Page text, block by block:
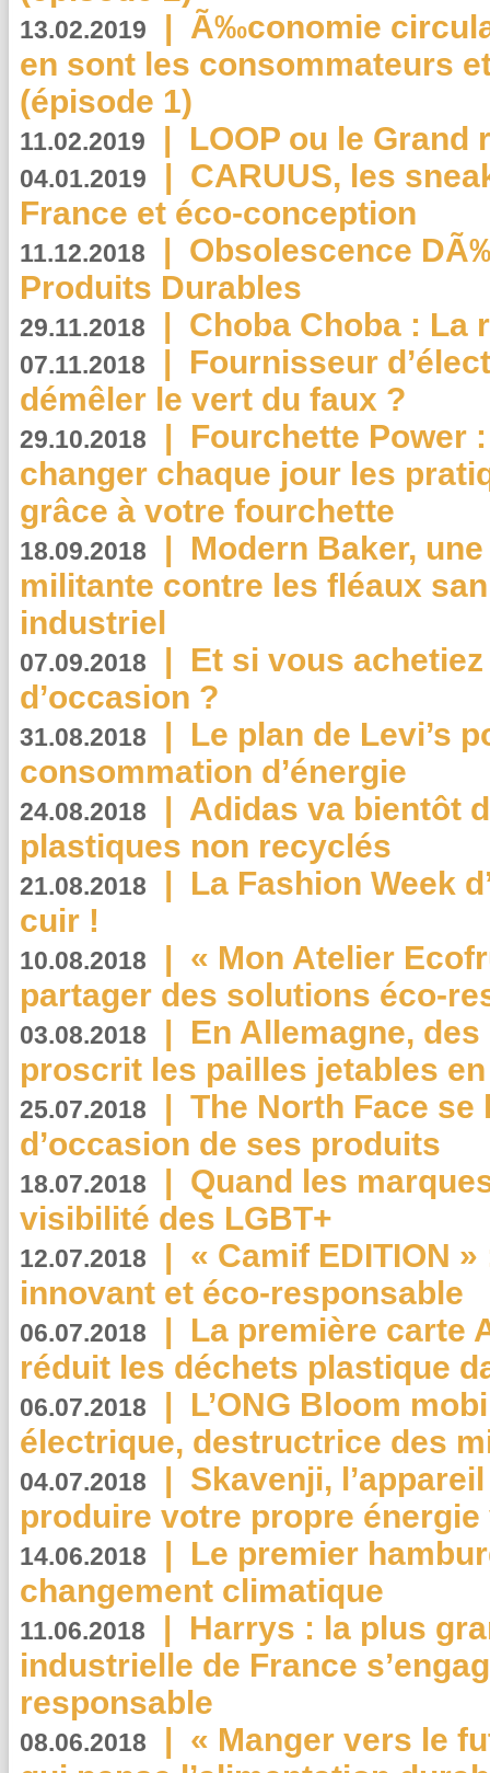
13.02.2019 | Ã‰conomie
en sont les consommateurs
(épisode 1)
11.02.2019 | LOOP ou le Grand
04.01.2019 | CARUUS, les
France et éco-conception
11.12.2018 | Obsolescence
Produits Durables
29.11.2018 | Choba Choba : La
07.11.2018 | Fournisseur
démêler le vert du faux ?
29.10.2018 | Fourchette Power
changer chaque jour les
grâce à votre fourchette
18.09.2018 | Modern Baker,
militante contre les fléaux
industriel
07.09.2018 | Et si vous
d’occasion ?
31.08.2018 | Le plan de Levi’s
consommation d’énergie
24.08.2018 | Adidas va bientôt
plastiques non recyclés
21.08.2018 | La Fashion Week
cuir !
10.08.2018 | « Mon Atelier
partager des solutions éco-
03.08.2018 | En Allemagne,
proscrit les pailles jetables
25.07.2018 | The North Face se
d’occasion de ses produits
18.07.2018 | Quand les
visibilité des LGBT+
12.07.2018 | « Camif EDITION
innovant et éco-responsable
06.07.2018 | La première carte
réduit les déchets plastique
06.07.2018 | L’ONG Bloom
électrique, destructrice des
04.07.2018 | Skavenji,
produire votre propre
14.06.2018 | Le premier
changement climatique
11.06.2018 | Harrys : la plus
industrielle de France
responsable
08.06.2018 | « Manger vers le